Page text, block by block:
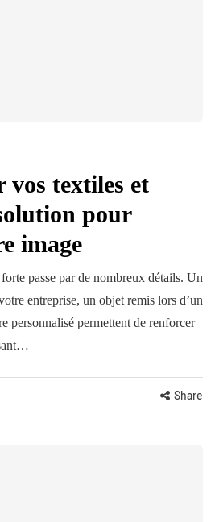
vos textiles et
pour
image
passe par de nombreux détails. Un
entreprise, un objet remis lors d’un
personnalisé permettent de renforcer
Share